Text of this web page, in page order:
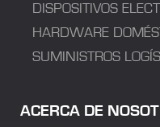
DISPOSITIVOS
HARDWARE
SUMINISTROS
ACERCA DE